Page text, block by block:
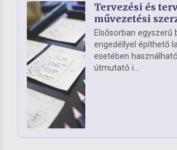
Tervezési és
művezetési
Elsősorban egyszerű
engedéllyel építhető
esetében
útmutató i...